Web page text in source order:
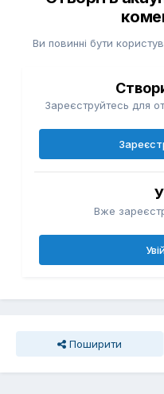
Ви повинні бути
Зареєструйтесь для
Вже
Поширити